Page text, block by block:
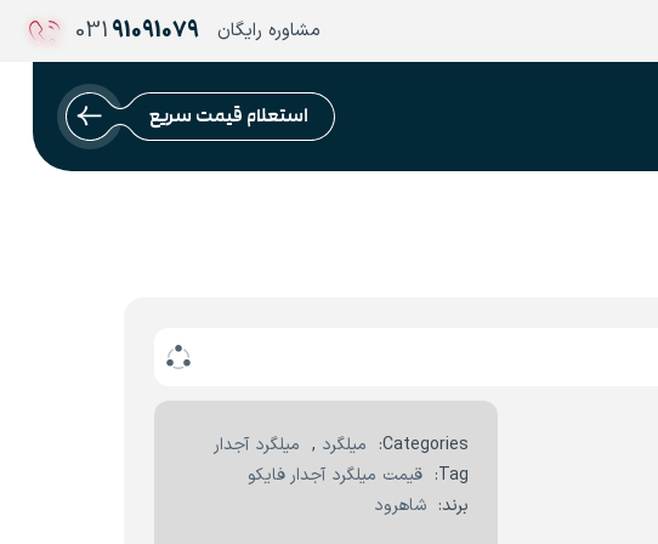
مشاوره رایگان 91091079
031
استعلام قیمت سریع
Categories: میلگرد , میلگرد آجدار
Tag:
قیمت میلگرد آجدار فایکو
برند: شاهرود